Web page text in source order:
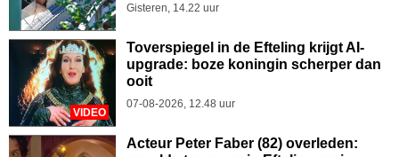
Gisteren, 14.22 uur
VIDEO
Toverspiegel in de Efteling krijgt AI-
upgrade: boze koningin scherper dan
ooit
07-08-2026, 12.48 uur
Acteur Peter Faber (82) overleden: